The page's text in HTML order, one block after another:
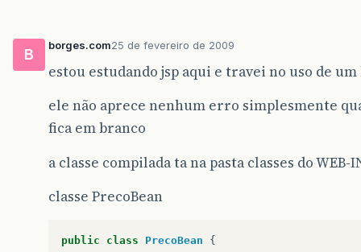
B
borges.com25 de fevereiro de 2009
estou estudando jsp aqui e travei no uso de
ele não aprece nenhum erro simplesmente
fica em branco
a classe compilada ta na pasta classes do WEB-
classe PrecoBean
public class PrecoBean {